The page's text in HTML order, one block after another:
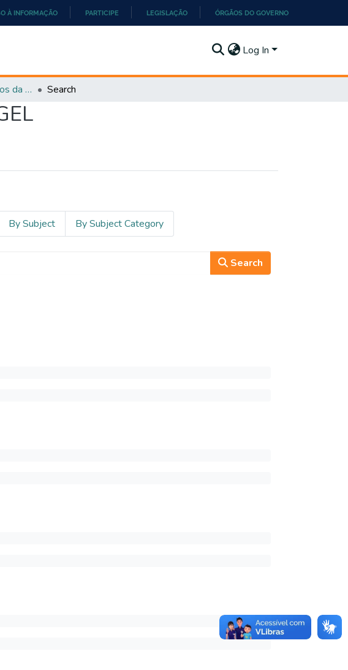
À INFORMAÇÃO PARTICIPE LEGISLAÇÃO ÓRGÃOS DO GOVERNO
Log In
Doutorado em Estudos da Linguagem - PPGEL Search
By Subject By Subject Category
Search